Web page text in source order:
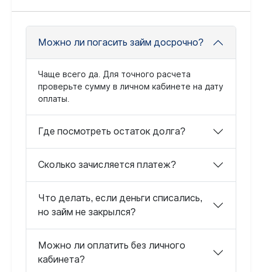
Можно ли погасить займ досрочно?
Чаще всего да. Для точного расчета
проверьте сумму в личном кабинете на дату
оплаты.
Где посмотреть остаток долга?
Сколько зачисляется платеж?
Что делать, если деньги списались,
но займ не закрылся?
Можно ли оплатить без личного
кабинета?